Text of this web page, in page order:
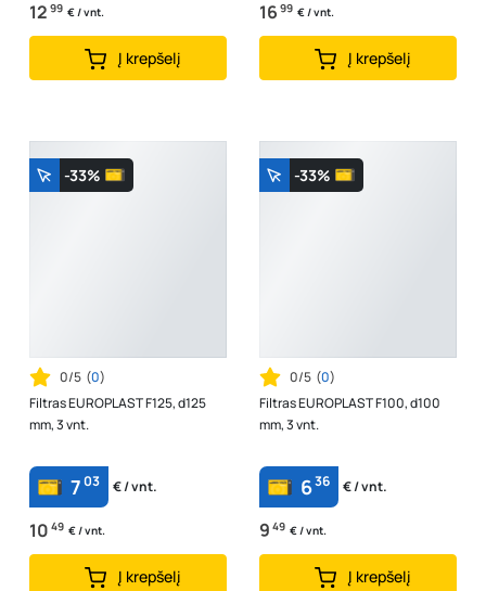
12 99 € / vnt.
Į krepšelį
16 99 € / vnt.
Į krepšelį
-33%
0/5 (0)
Filtras EUROPLAST F125, d125
mm, 3 vnt.
703 € / vnt.
10 49 € / vnt.
Į krepšelį
-33%
0/5 (0)
Filtras EUROPLAST F100, d100
mm, 3 vnt.
636 € / vnt.
9 49 € / vnt.
Į krepšelį